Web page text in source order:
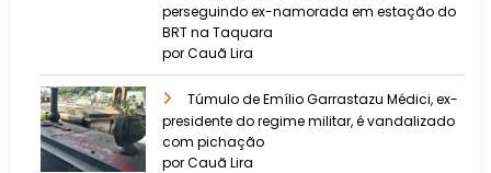
perseguindo ex-namorada em estação do
BRT na Taquara
por Cauã Lira
Túmulo de Emílio Garrastazu Médici, ex-
presidente do regime militar, é vandalizado
com pichação
por Cauã Lira